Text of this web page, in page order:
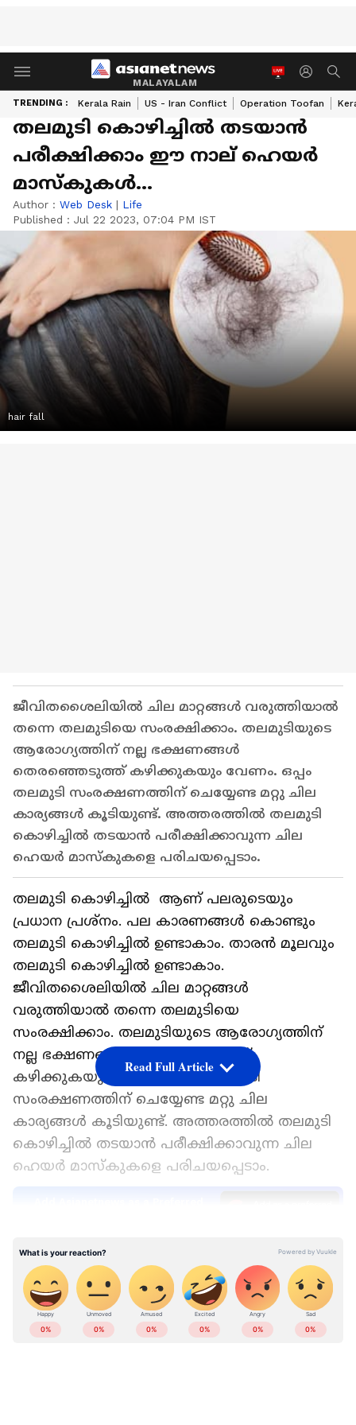
MALAYALAM
TRENDING : Kerala Rain US - Iran Conflict Operation Toofan
തലമുടി കൊഴിച്ചിൽ തടയാന്‍
പരീക്ഷിക്കാം ഈ നാല് ഹെയർ
മാസ്കുകൾ...
Author : Web Desk | Life
Published : Jul 22 2023, 07:04 PM IST
hair fall
ജീവിതശൈലിയില്‍ ചില മാറ്റങ്ങള്‍ വരുത്തിയാല്‍
തന്നെ തലമുടിയെ സംരക്ഷിക്കാം. തലമുടിയുടെ
ആരോഗ്യത്തിന് നല്ല ഭക്ഷണങ്ങള്‍
തെരഞ്ഞെടുത്ത് കഴിക്കുകയും വേണം. ഒപ്പം
തലമുടി സംരക്ഷണത്തിന് ചെയ്യേണ്ട മറ്റു ചില
കാര്യങ്ങള്‍ കൂടിയുണ്ട്. അത്തരത്തില്‍ തലമുടി
കൊഴിച്ചിൽ തടയാന്‍ പരീക്ഷിക്കാവുന്ന ചില
ഹെയർ മാസ്കുകളെ പരിചയപ്പെടാം.
തലമുടി കൊഴിച്ചില്‍ ആണ് പലരുടെയും
പ്രധാന പ്രശ്നം. പല കാരണങ്ങള്‍ കൊണ്ടും
തലമുടി കൊഴിച്ചില്‍ ഉണ്ടാകാം. താരന്‍ മൂലവും
തലമുടി കൊഴിച്ചില്‍ ഉണ്ടാകാം.
ജീവിതശൈലിയില്‍ ചില മാറ്റങ്ങള്‍
വരുത്തിയാല്‍ തന്നെ തലമുടിയെ
സംരക്ഷിക്കാം. തലമുടിയുടെ ആരോഗ്യത്തിന്
നല്ല ഭക്ഷണങ്ങള്‍ തെരഞ്ഞെടുത്ത്
കഴിക്കുകയും വേണം. ഒപ്പം തലമുടി
സംരക്ഷണത്തിന് ചെയ്യേണ്ട മറ്റു ചില
കാര്യങ്ങള്‍ കൂടിയുണ്ട്. അത്തരത്തില്‍ തലമുടി
കൊഴിച്ചിൽ തടയാന്‍ പരീക്ഷിക്കാവുന്ന ചില
ഹെയർ മാസ്കുകളെ പരിചയപ്പെടാം.
ഒന്ന്...
തലമുടി കൊഴിച്ചിൽ തടയാനും താരനെ
Read Full Article